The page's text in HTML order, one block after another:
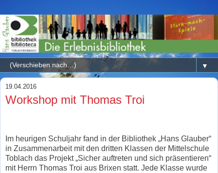
▼
19.04.2016
Workshop mit Thomas Troi
Im heurigen Schuljahr fand in der Bibliothek „Hans Glauber“
in Zusammenarbeit mit den dritten Klassen der Mittelschule
Toblach das Projekt „Sicher auftreten und sich präsentieren“
mit Herrn Thomas Troi aus Brixen statt. Jede Klasse wurde